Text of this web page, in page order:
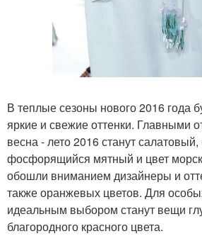
В теплые сезоны нового 2016 года
яркие и свежие оттенки. Главными
весна - лето 2016 станут
фосфорящийся мятный и цвет
обошли вниманием дизайнеры и
также оранжевых цветов. Для
идеальным выбором станут вещи
благородного красного цвета.